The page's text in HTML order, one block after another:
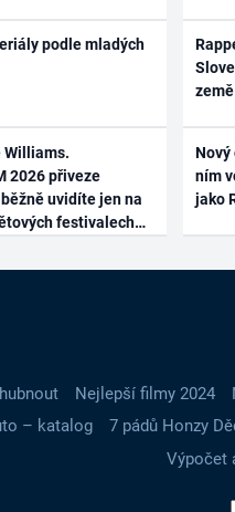
podle mladých
Williams.
2026 přiveze
uvidíte jen na
festivalech
Nový
ním
jako
Nejlepší filmy 2024
– katalog
7 pádů Honzy
Výpočet